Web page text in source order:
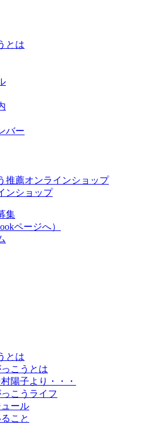
とは
バー
推薦オンラインショップ
ンショップ
集
ページへ）
とは
こうとは
陽子より・・・
こうライフ
ール
こと